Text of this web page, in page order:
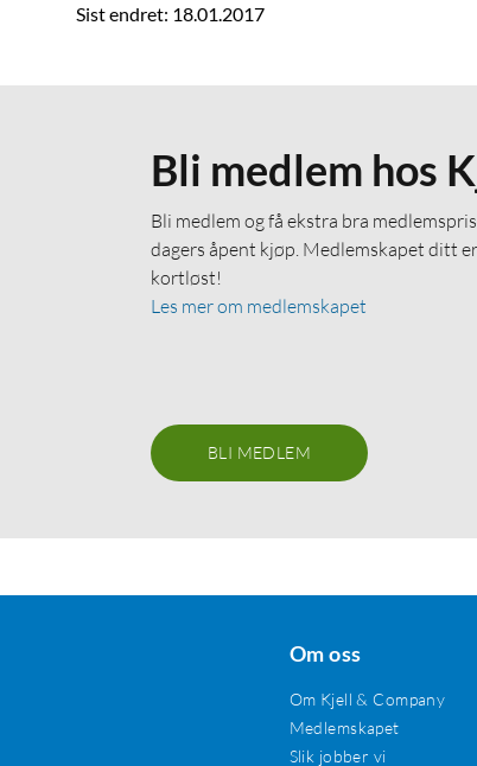
Sist endret: 18.01.2017
Bli medlem hos
Bli medlem og få ekstra bra
dagers åpent kjøp. Medlemskapet ditt
kortløst!
Les mer om medlemskapet
BLI MEDLEM
Om oss
Om Kjell & Company
Medlemskapet
Slik jobber vi